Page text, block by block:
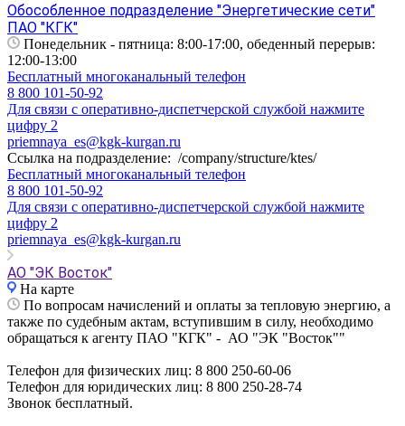
Обособленное подразделение "Энергетические сети"
ПАО "КГК"
Понедельник - пятница: 8:00-17:00, обеденный перерыв:
12:00-13:00
Бесплатный многоканальный телефон
8 800 101-50-92
Для связи с оперативно-диспетчерской службой нажмите
цифру 2
priemnaya_es@kgk-kurgan.ru
Ссылка на подразделение: /company/structure/ktes/
Бесплатный многоканальный телефон
8 800 101-50-92
Для связи с оперативно-диспетчерской службой нажмите
цифру 2
priemnaya_es@kgk-kurgan.ru
АО "ЭК Восток"
На карте
По вопросам начислений и оплаты за тепловую энергию, а
также по судебным актам, вступившим в силу, необходимо
обращаться к агенту ПАО "КГК" - АО "ЭК "Восток""
Телефон для физических лиц: 8 800 250-60-06
Телефон для юридических лиц: 8 800 250-28-74
Звонок бесплатный.